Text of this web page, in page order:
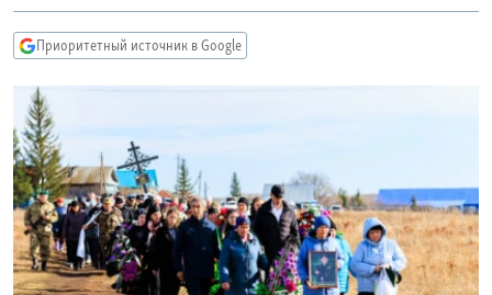
РАСПИСАНИЕ ВЕЩАНИЯ
СОЦИАЛЬНЫЕ СЕТИ
Все сайты РСЕ/РС
Приоритетный источник в Google